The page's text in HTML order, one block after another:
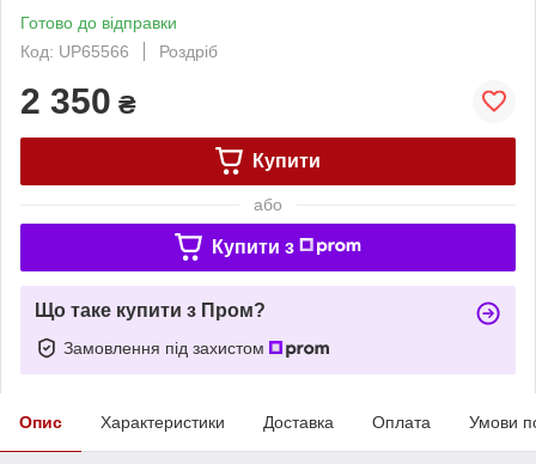
Готово до відправки
Код: UP65566
Роздріб
2 350 ₴
Купити
або
Купити з
Що таке купити з Пром?
Замовлення під захистом
Опис Характеристики Доставка Оплата Умови